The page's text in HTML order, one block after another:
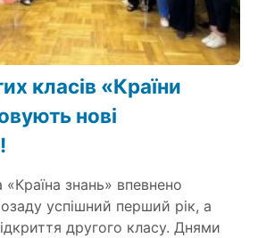
класів «Країни
нові
знань» впевнено
успішний перший рік, а
другого класу. Днями